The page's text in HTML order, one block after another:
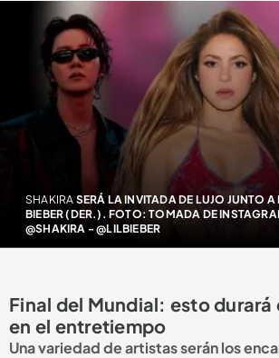
SHAKIRA SERÁ LA INVITADA DE LUJO JUNTO
BIEBER (DER.). FOTO: TOMADA DE
@SHAKIRA - @LILBIEBER
Final del Mundial: esto
en el entretiempo
Una variedad de artistas serán los